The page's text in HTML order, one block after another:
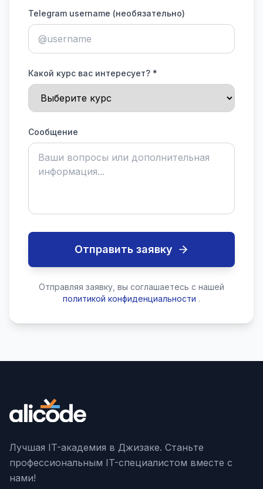
Telegram username (необязательно)
Какой курс вас интересует? *
Сообщение
Отправить заявку
Отправляя заявку, вы соглашаетесь с нашей
политикой конфиденциальности .
Лучшая IT-академия в Джизаке. Станьте
профессиональным IT-специалистом вместе с
нами!